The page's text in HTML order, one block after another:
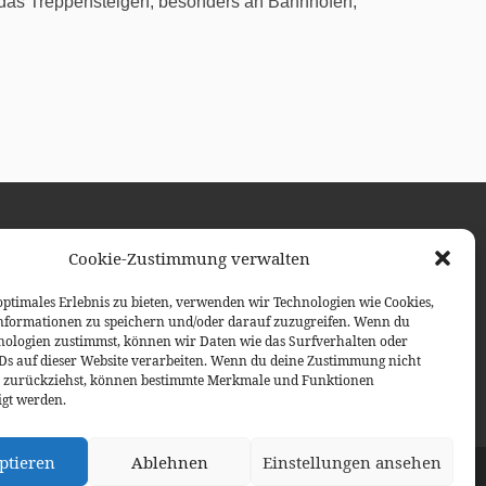
Cookie-Zustimmung verwalten
Erlebnis zu bieten, verwenden wir Technologien wie Cookies,
zu speichern und/oder darauf zuzugreifen. Wenn du
zustimmst, können wir Daten wie das Surfverhalten oder
auf dieser Website verarbeiten. Wenn du deine Zustimmung nicht
können bestimmte Merkmale und Funktionen
werden.
Ablehnen Einstellungen ansehen
/ Datenschutz